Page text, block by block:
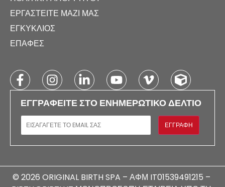
ΕΡΓΑΣΤΕΊΤΕ ΜΑΖΊ ΜΑΣ
ΕΓΚΎΚΛΙΟΣ
ΕΠΑΦΈΣ
ΕΓΓΡΑΦΕΊΤΕ ΣΤΟ ΕΝΗΜΕΡΩΤΙΚΌ ΔΕΛΤΊΟ
E-MAIL
ΕΓΓΡΑΦΉ
© 2026 ORIGINAL BIRTH SPA – ΑΦΜ IT01539491215 –